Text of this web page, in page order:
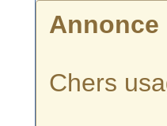
Annonce
Chers